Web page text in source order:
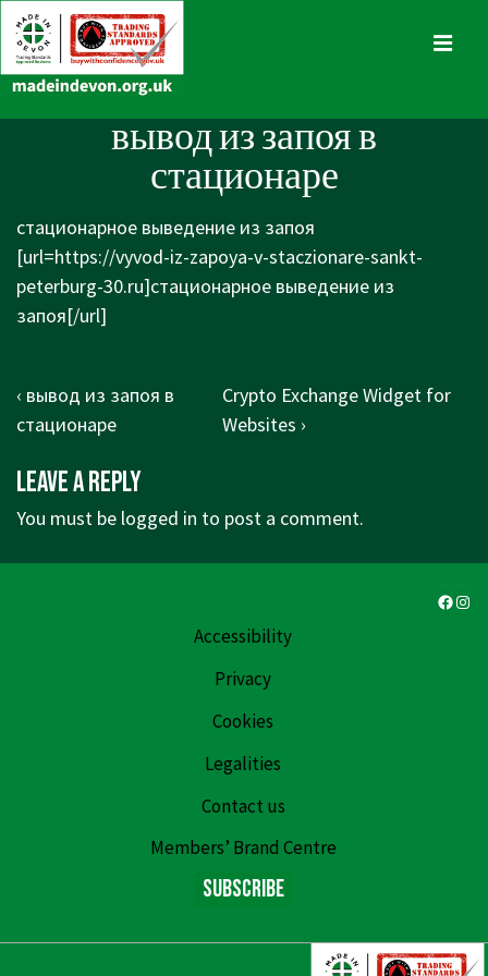
Skip
to
Main
вывод из запоя в
стационаре
стационарное выведение из запоя
[url=https://vyvod-iz-zapoya-v-staczionare-sankt-
peterburg-30.ru]стационарное выведение из
запоя[/url]
Post
navigation
Previous
Post
‹ вывод из запоя в
стационаре
Next
Post
Crypto Exchange Widget for
Websites ›
Leave a Reply
You must be logged in to post a comment.
Accessibility
Privacy
Cookies
Legalities
Contact us
Members’ Brand Centre
Subscribe